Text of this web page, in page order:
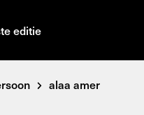
editie
alaa amer